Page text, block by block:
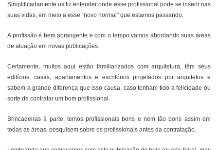
Simplificadamente os fiz entender onde esse profissional pode se inserir nas
suas vidas, em meio a esse “novo normal” que estamos passando.
A profissão é bem abrangente e com o tempo vamos abordando suas áreas
de atuação em novas publicações.
Certamente, muitos aqui estão familiarizados com arquitetura, têm seus
edifícios, casas, apartamentos e escritórios projetados por arquitetos e
sabem a grande diferença que isso causa, caso tenham tido a felicidade ou
sorte de contratar um bom profissional.
Brincadeiras à parte, temos profissionais bons e nem tão bons assim em
todas as áreas, pesquisem sobre os profissionais antes da contratação.